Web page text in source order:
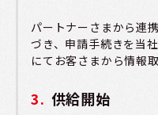
パートナーさまから連
づき、申請手続きを当
にてお客さまから情報
供給開始